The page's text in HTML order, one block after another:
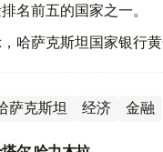
名前五的国家之一。
哈萨克斯坦国家银行黄
萨克斯坦 经济 金融